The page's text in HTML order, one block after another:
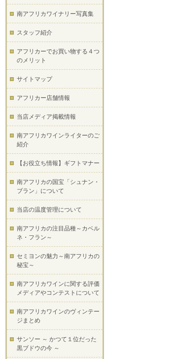
南アフリカワイナリー写真集
スタッフ紹介
アフリカーでお買い物する４つ
のメリット
サイトマップ
アフリカー店舗情報
当店メディア掲載情報
南アフリカワインライターのご
紹介
【お役立ち情報】ギフトマナー
南アフリカの国宝「シュナン・
ブラン」について
当店の温度管理について
南アフリカの注目品種～カベル
ネ・フラン～
セミヨンの魅力～南アフリカの
秘宝～
南アフリカワインに関する評価
メディアやコンテストについて
南アフリカワインのヴィンテー
ジまとめ
サンソー ～ かつて１位だった
黒ブドウの今 ～